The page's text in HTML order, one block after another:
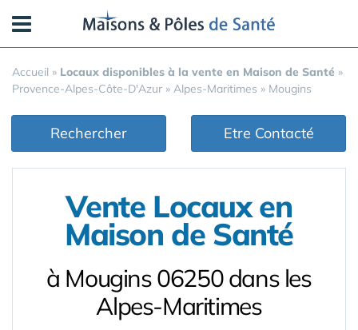
Accueil » Locaux disponibles à la vente en Maison de Santé »
Provence-Alpes-Côte-D'Azur » Alpes-Maritimes » Mougins
Rechercher Etre Contacté
Vente Locaux en
Maison de Santé
à Mougins 06250 dans les
Alpes-Maritimes
Panneau de gestion des cookies